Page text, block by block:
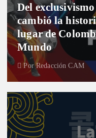
Del
cambió la
lugar de
Mundo
PorRedacción CAM